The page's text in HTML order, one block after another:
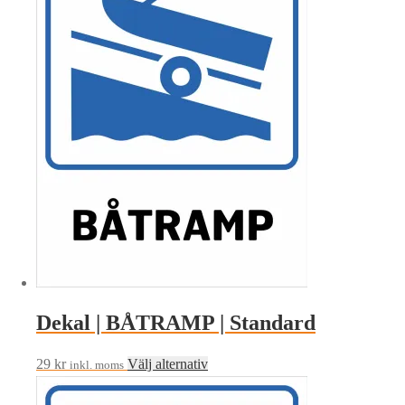
De
olika
alternativen
på
produktsidan
Dekal | BÅTRAMP | Standard
29 kr inkl. moms Välj alternativDen
här